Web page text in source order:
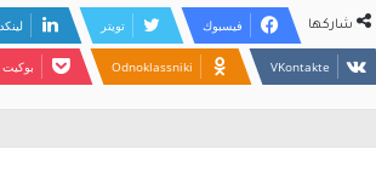
شاركها فيسبوك تويتر
Odnoklassniki بوكيت